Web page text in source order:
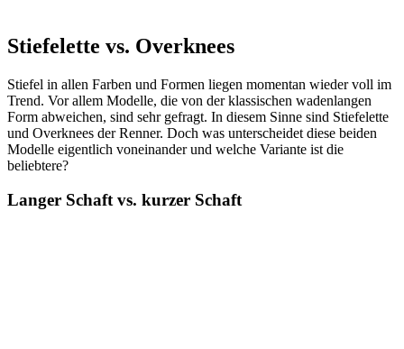
Stiefelette vs. Overknees
Stiefel in allen Farben und Formen liegen momentan wieder voll im
Trend. Vor allem Modelle, die von der klassischen wadenlangen
Form abweichen, sind sehr gefragt. In diesem Sinne sind Stiefelette
und Overknees der Renner. Doch was unterscheidet diese beiden
Modelle eigentlich voneinander und welche Variante ist die
beliebtere?
Langer Schaft vs. kurzer Schaft